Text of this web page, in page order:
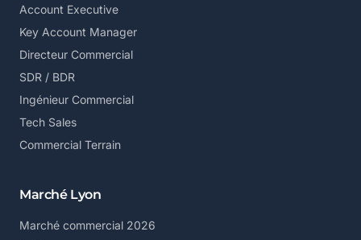
Account Executive
Key Account Manager
Directeur Commercial
SDR / BDR
Ingénieur Commercial
Tech Sales
Commercial Terrain
Marché Lyon
Marché commercial 2026